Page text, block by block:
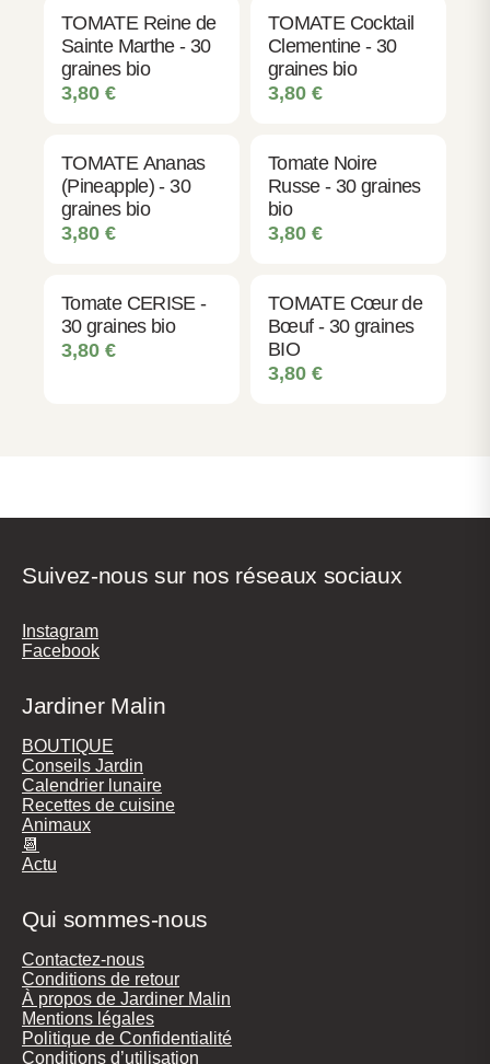
TOMATE Reine de
Sainte Marthe - 30
graines bio
3,80 €
TOMATE Cocktail
Clementine - 30
graines bio
3,80 €
TOMATE Ananas
(Pineapple) - 30
graines bio
3,80 €
Tomate Noire
Russe - 30 graines
bio
3,80 €
Tomate CERISE -
30 graines bio
3,80 €
TOMATE Cœur de
Bœuf - 30 graines
BIO
3,80 €
Suivez-nous sur nos réseaux sociaux
Instagram
Facebook
Jardiner Malin
BOUTIQUE
Conseils Jardin
Calendrier lunaire
Recettes de cuisine
Animaux
📆
Actu
Qui sommes-nous
Contactez-nous
Conditions de retour
À propos de Jardiner Malin
Mentions légales
Politique de Confidentialité
Conditions d’utilisation